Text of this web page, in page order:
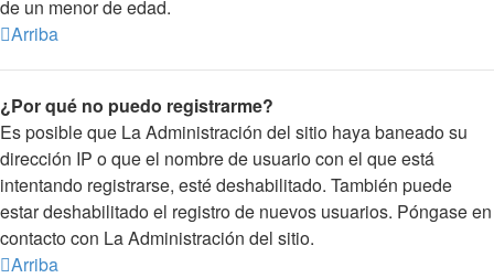
de un menor de edad.
Arriba
¿Por qué no puedo registrarme?
Es posible que La Administración del sitio haya baneado su
dirección IP o que el nombre de usuario con el que está
intentando registrarse, esté deshabilitado. También puede
estar deshabilitado el registro de nuevos usuarios. Póngase en
contacto con La Administración del sitio.
Arriba